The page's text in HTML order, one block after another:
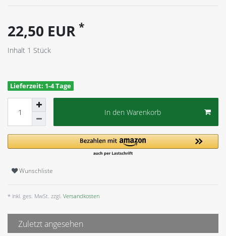
22,50 EUR *
Inhalt 1 Stück
Lieferzeit: 1-4 Tage
In den Warenkorb
Wunschliste
* inkl. ges. MwSt. zzgl. Versandkosten
Zuletzt angesehen